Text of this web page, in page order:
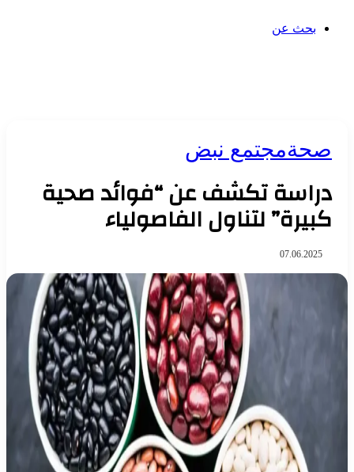
بحث عن
صحةمجتمع نبض
دراسة تكشف عن “فوائد صحية
كبيرة” لتناول الفاصولياء
07.06.2025